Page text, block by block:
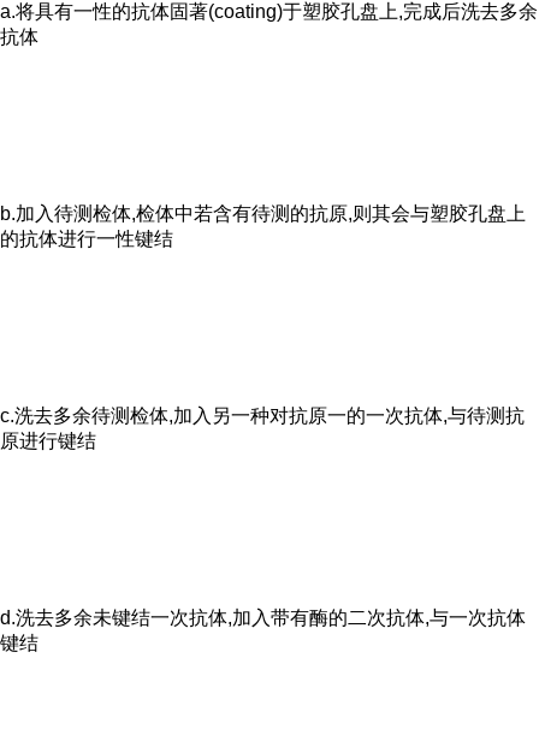
a.将具有一性的抗体固著(coating)于塑胶孔盘上,完成后洗去多余
抗体
b.加入待测检体,检体中若含有待测的抗原,则其会与塑胶孔盘上
的抗体进行一性键结
c.洗去多余待测检体,加入另一种对抗原一的一次抗体,与待测抗
原进行键结
d.洗去多余未键结一次抗体,加入带有酶的二次抗体,与一次抗体
键结